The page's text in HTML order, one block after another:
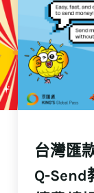
台灣匯
Q-Send